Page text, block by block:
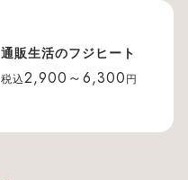
通販生活のフジヒート
税込2,900～6,300 円